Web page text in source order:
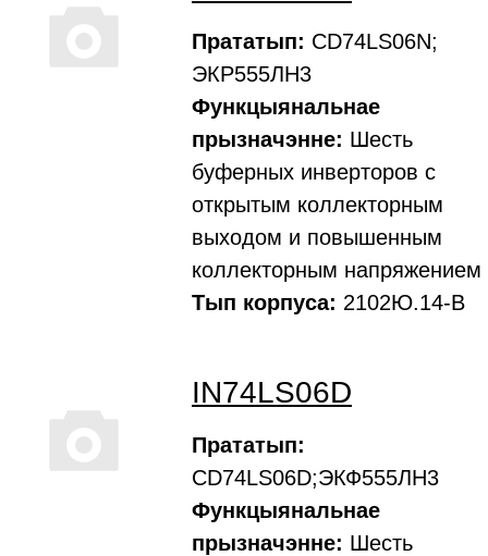
Прататып: CD74LS06N;
ЭКР555ЛН3
Функцыянальнае
прызначэнне: Шесть
буферных инверторов с
открытым коллекторным
выходом и повышенным
коллекторным напряжением
Тып корпуса: 2102Ю.14-В
IN74LS06D
Прататып:
CD74LS06D;ЭКФ555ЛН3
Функцыянальнае
прызначэнне: Шесть